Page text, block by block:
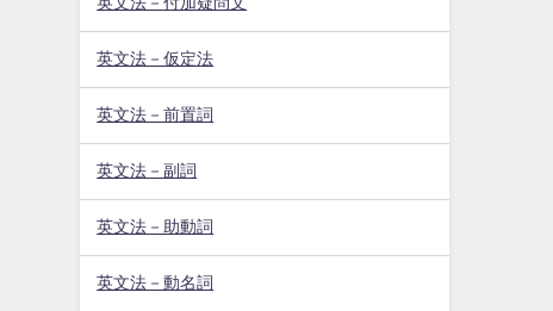
英文法－仮定法
英文法－前置詞
英文法－副詞
英文法－助動詞
英文法－動名詞